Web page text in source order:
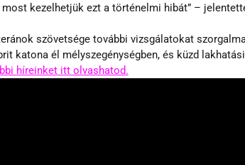
most kezelhetjük ezt a történelmi hibát” –
szövetsége további vizsgálatokat
katona él mélyszegénységben, és küzd
híreinket itt olvashatod.